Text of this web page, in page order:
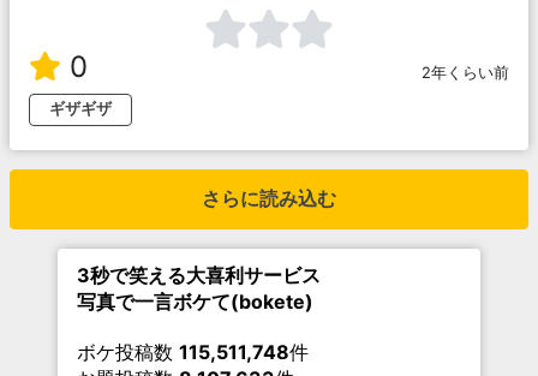
0
2年くらい前
ギザギザ
さらに読み込む
3秒で笑える大喜利サービス
写真で一言ボケて(bokete)
ボケ投稿数 115,511,748件